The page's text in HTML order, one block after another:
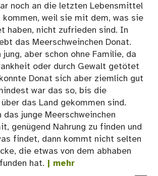
noch an die letzten Lebensmittel
kommen, weil sie mit dem, was sie
haben, nicht zufrieden sind. In
das Meerschweinchen Donat.
jung, aber schon ohne Familie, da
oder durch Gewalt getötet
Donat sich aber ziemlich gut
war das so, bis die
das Land gekommen sind.
junge Meerschweinchen
genügend Nahrung zu finden und
findet, dann kommt nicht selten
die etwas von dem abhaben
hat. | mehr